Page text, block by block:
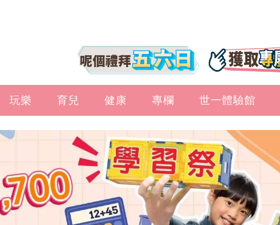
玩樂 育兒 健康 專欄 世一體驗館